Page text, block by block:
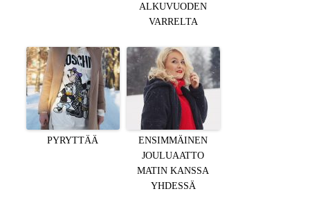
ALKUVUODEN
VARRELTA
PYRYTTÄÄ
ENSIMMÄINEN
JOULUAATTO
MATIN KANSSA
YHDESSÄ